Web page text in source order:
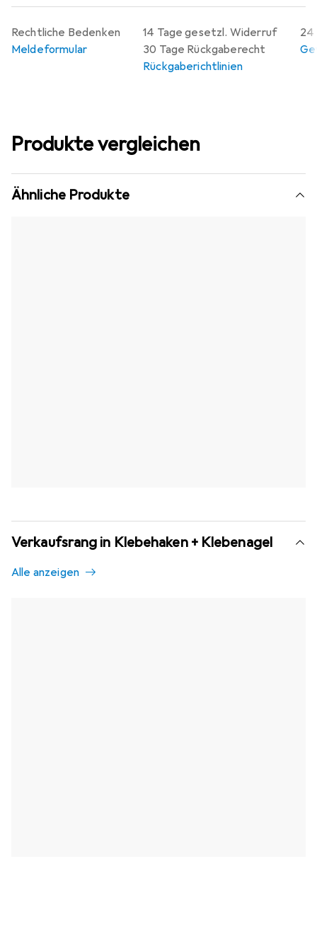
14 Tage gesetzl. Widerruf
30 Tage Rückgaberecht
Rückgaberichtlinien
24
Rechtliche Bedenken
Meldeformular
Produkte vergleichen
Ähnliche Produkte
Verkaufsrang in Klebehaken + Klebenagel
Alle anzeigen